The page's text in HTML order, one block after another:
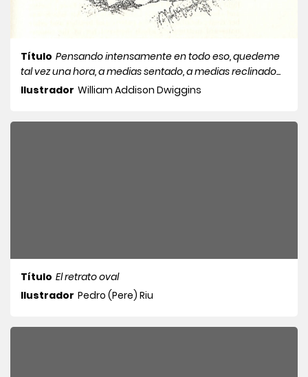
Título Pensando intensamente en todo eso, quedeme
tal vez una hora, a medias sentado, a medias reclinado...
Ilustrador William Addison Dwiggins
Título El retrato oval
Ilustrador Pedro (Pere) Riu